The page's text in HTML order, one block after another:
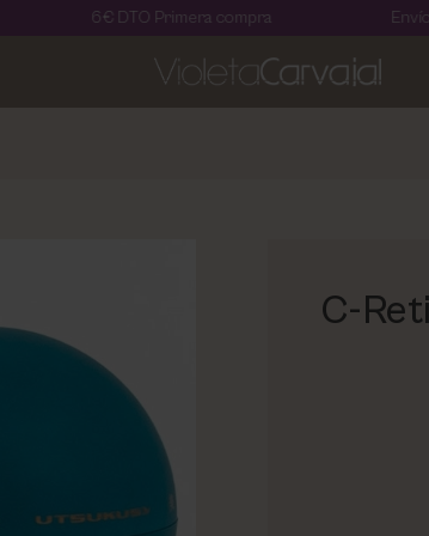
DTO Primera compra Envíos con MRW
C-